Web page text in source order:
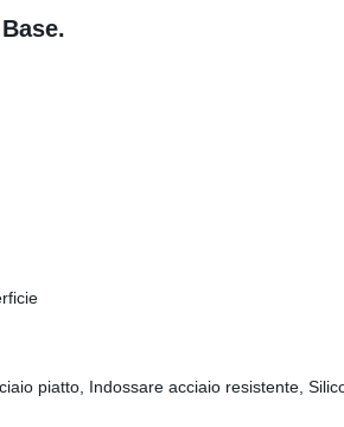
piatto, Indossare acciaio resistente,